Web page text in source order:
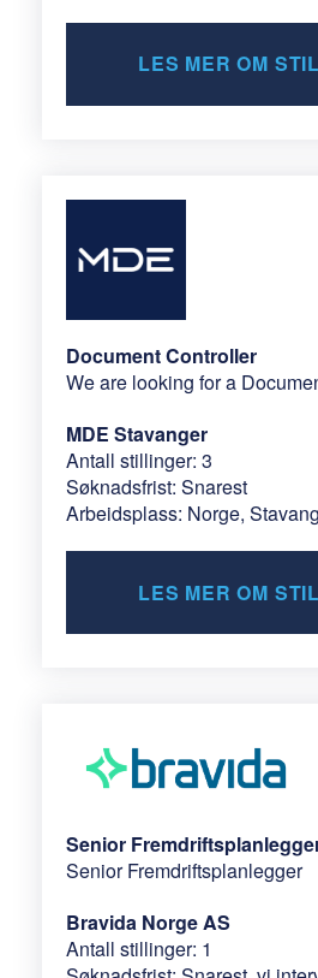
LES MER OM
Document Controller
We are looking for a
MDE Stavanger
Antall stillinger: 3
Søknadsfrist: Snarest
Arbeidsplass: Norge,
LES MER OM
Senior
Senior Fremdriftsplanlegger
Bravida Norge AS
Antall stillinger: 1